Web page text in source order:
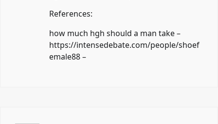
References:
how much hgh should a man take –
https://intensedebate.com/people/shoef
emale88–